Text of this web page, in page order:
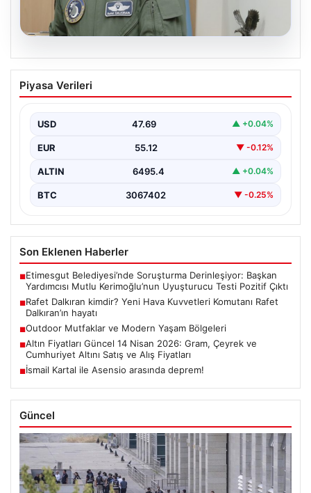
Rafet Dalkıran kimdir? Yeni Hava
Kuvvetleri Komutanı Rafet Dalkıran’ın
Piyasa Verileri
USD 47.69 ▲ +0.04%
EUR 55.12 ▼ -0.12%
ALTIN 6495.4 ▲ +0.04%
BTC 3067402 ▼ -0.25%
Son Eklenen Haberler
■Etimesgut Belediyesi’nde Soruşturma Derinleşiyor: Başkan
Yardımcısı Mutlu Kerimoğlu’nun Uyuşturucu Testi Pozitif Çıktı
■Rafet Dalkıran kimdir? Yeni Hava Kuvvetleri Komutanı Rafet
Dalkıran’ın hayatı
■Outdoor Mutfaklar ve Modern Yaşam Bölgeleri
■Altın Fiyatları Güncel 14 Nisan 2026: Gram, Çeyrek ve
Cumhuriyet Altını Satış ve Alış Fiyatları
■İsmail Kartal ile Asensio arasında deprem!
Güncel